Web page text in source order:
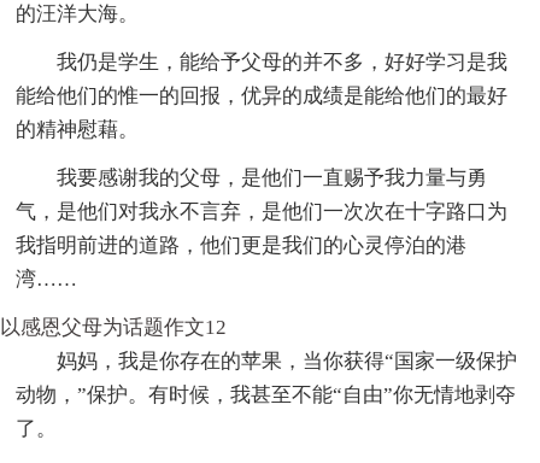
的汪洋大海。
我仍是学生，能给予父母的并不多，好好学习是我
能给他们的惟一的回报，优异的成绩是能给他们的最好
的精神慰藉。
我要感谢我的父母，是他们一直赐予我力量与勇
气，是他们对我永不言弃，是他们一次次在十字路口为
我指明前进的道路，他们更是我们的心灵停泊的港
湾……
以感恩父母为话题作文12
妈妈，我是你存在的苹果，当你获得“国家一级保护
动物，”保护。有时候，我甚至不能“自由”你无情地剥夺
了。